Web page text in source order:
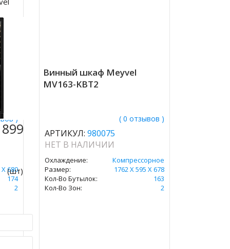
)
Х 680
174
2
(шт)
Винный шкаф Meyvel
MV163-KBT2
( 0 отзывов )
АРТИКУЛ: 980075
НЕТ В НАЛИЧИИ
Охлаждение:
Компрессорное
Размер:
1762 Х 595 Х 678
Кол-Во Бутылок:
163
Кол-Во Зон:
2